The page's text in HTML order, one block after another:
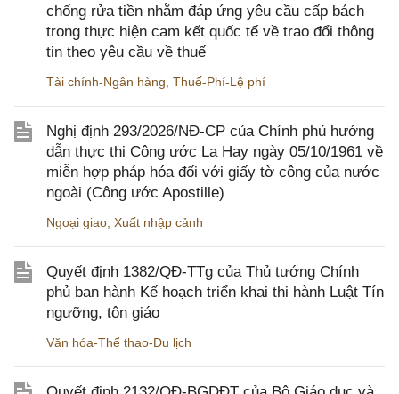
chống rửa tiền nhằm đáp ứng yêu cầu cấp bách
trong thực hiện cam kết quốc tế về trao đổi thông
tin theo yêu cầu về thuế
Tài chính-Ngân hàng Thuế-Phí-Lệ phí
Nghị định 293/2026/NĐ-CP của Chính phủ hướng
dẫn thực thi Công ước La Hay ngày 05/10/1961 về
miễn hợp pháp hóa đối với giấy tờ công của nước
ngoài (Công ước Apostille)
Ngoại giao Xuất nhập cảnh
Quyết định 1382/QĐ-TTg của Thủ tướng Chính
phủ ban hành Kế hoạch triển khai thi hành Luật Tín
ngưỡng, tôn giáo
Văn hóa-Thể thao-Du lịch